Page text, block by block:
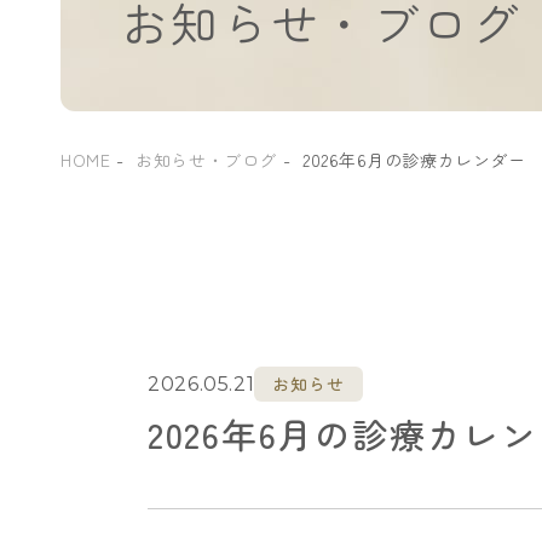
お知らせ・ブログ
HOME お知らせ・ブログ 2026年6月の診療カレンダー
2026.05.21 お知らせ
2026年6月の診療カレ